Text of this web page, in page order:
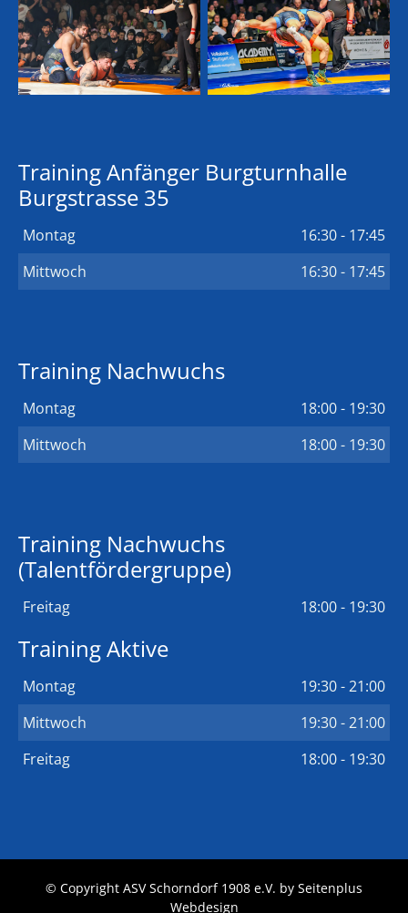
Training Anfänger Burgturnhalle
Burgstrasse 35
Montag
16:30 - 17:45
Mittwoch
16:30 - 17:45
Training Nachwuchs
Montag
18:00 - 19:30
Mittwoch
18:00 - 19:30
Training Nachwuchs
(Talentfördergruppe)
Freitag 18:00 - 19:30
Training Aktive
Montag
19:30 - 21:00
Mittwoch
19:30 - 21:00
Freitag
18:00 - 19:30
© Copyright ASV Schorndorf 1908 e.V. by Seitenplus
Webdesign